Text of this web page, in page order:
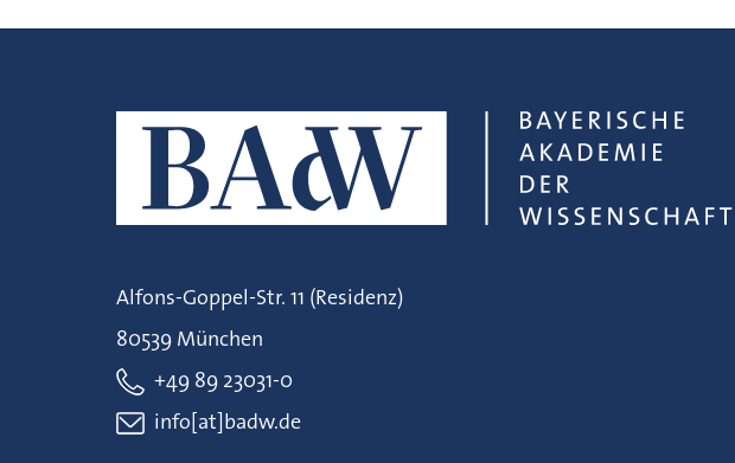
Alfons-Goppel-Str. 11 (Residenz)
80539 München
+49 89 23031-0
info[at]badw.de